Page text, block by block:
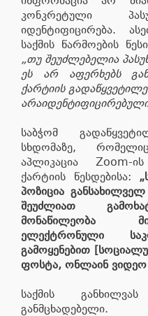
კონკრეტული
იდენტიფიცირება.
საქმის წარმოების
„თუ შეუძლებელია
ეს არ აფერხებს
ქარტიის
საბჭომ
სხდომაზე,
აპლიკაცია Zoom-
ქარტიის წესდებისა:
პოზიცია
შეუძლიათ
მონაწილეობა
ელექტრონული
გამოყენებით
ფოსტა, ონლაინ ვიდეო
საქმის
განმცხადებელი.